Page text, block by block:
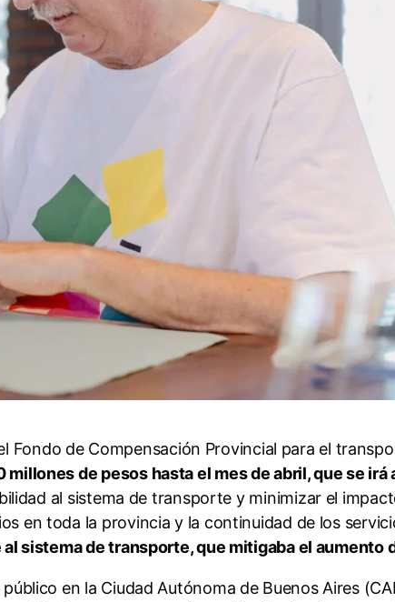
Fondo de Compensación Provincial para el
de pesos hasta el mes de abril, que se irá
al sistema de transporte y minimizar el
en toda la provincia y la continuidad de los
sistema de transporte, que mitigaba el aumento
en la Ciudad Autónoma de Buenos Aires